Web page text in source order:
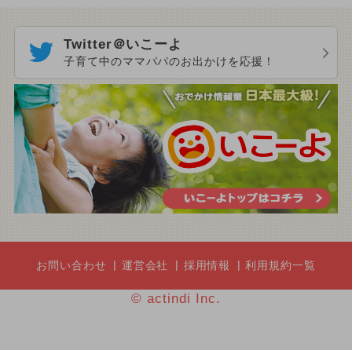
Twitter＠いこーよ
子育て中のママパパのお出かけを応援！
お問い合わせ 運営会社 採用情報 利用規約一覧
© actindi Inc.